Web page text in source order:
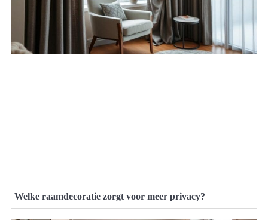
Welke raamdecoratie zorgt voor meer privacy?